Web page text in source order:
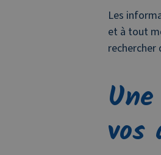
Les
et à tout
vos